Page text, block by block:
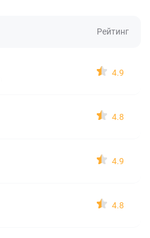
Рейтинг
4.9
4.8
4.9
4.8